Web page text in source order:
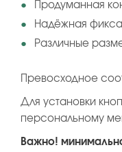
Продуманная
Надёжная
Различные
Превосходное
Для установки
персональному
Важно!